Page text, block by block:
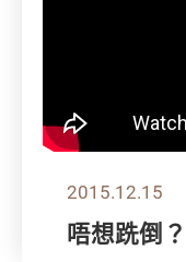
2015.12.15
唔想跣倒